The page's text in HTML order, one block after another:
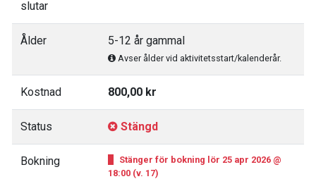
slutar
Ålder 5-12 år gammal
Avser ålder vid aktivitetsstart/kalenderår.
Kostnad 800,00 kr
Status Stängd
Bokning
Stänger för bokning lör 25 apr 2026 @
18:00 (v. 17)